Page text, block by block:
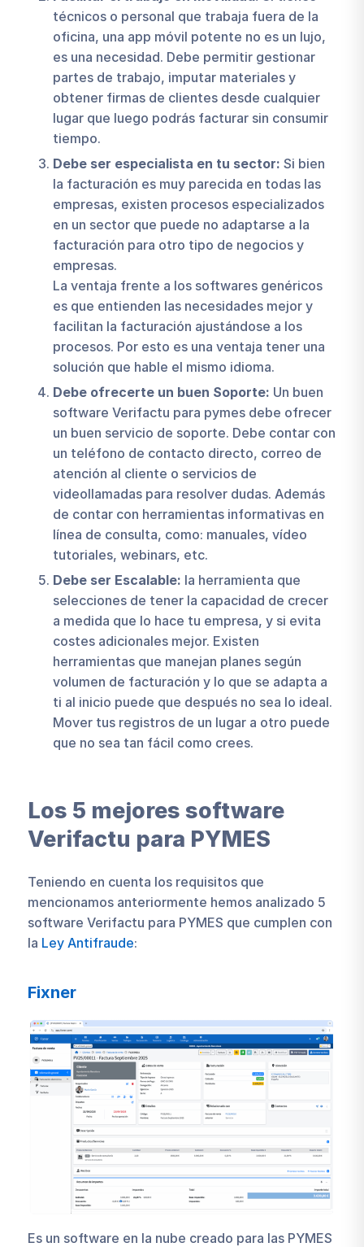
técnicos o personal que trabaja fuera de la
oficina, una app móvil potente no es un lujo,
es una necesidad. Debe permitir gestionar
partes de trabajo, imputar materiales y
obtener firmas de clientes desde cualquier
lugar que luego podrás facturar sin consumir
tiempo.
Debe ser especialista en tu sector: Si bien
la facturación es muy parecida en todas las
empresas, existen procesos especializados
en un sector que puede no adaptarse a la
facturación para otro tipo de negocios y
empresas.
La ventaja frente a los softwares genéricos
es que entienden las necesidades mejor y
facilitan la facturación ajustándose a los
procesos. Por esto es una ventaja tener una
solución que hable el mismo idioma.
Debe ofrecerte un buen Soporte: Un buen
software Verifactu para pymes debe ofrecer
un buen servicio de soporte. Debe contar con
un teléfono de contacto directo, correo de
atención al cliente o servicios de
videollamadas para resolver dudas. Además
de contar con herramientas informativas en
línea de consulta, como: manuales, vídeo
tutoriales, webinars, etc.
Debe ser Escalable: la herramienta que
selecciones de tener la capacidad de crecer
a medida que lo hace tu empresa, y si evita
costes adicionales mejor. Existen
herramientas que manejan planes según
volumen de facturación y lo que se adapta a
ti al inicio puede que después no sea lo ideal.
Mover tus registros de un lugar a otro puede
que no sea tan fácil como crees.
Los 5 mejores software
Verifactu para PYMES
Teniendo en cuenta los requisitos que
mencionamos anteriormente hemos analizado 5
software Verifactu para PYMES que cumplen con
la Ley Antifraude:
Fixner
Es un software en la nube creado para las PYMES